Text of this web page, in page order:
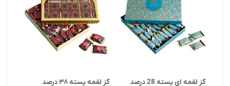
گز لقمه ای پسته 28 درصد
گز لقمه پسته ۳۸ درصد